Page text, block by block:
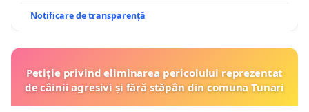
Notificare de transparență
Petiție privind eliminarea pericolului reprezentat
de câinii agresivi și fără stăpân din comuna Tunari